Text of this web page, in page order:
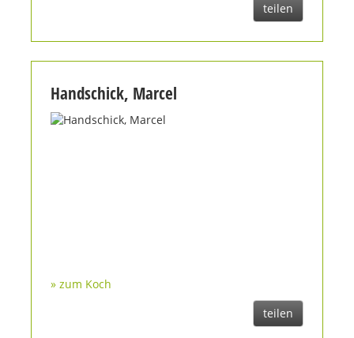
teilen
Handschick, Marcel
» zum Koch
teilen